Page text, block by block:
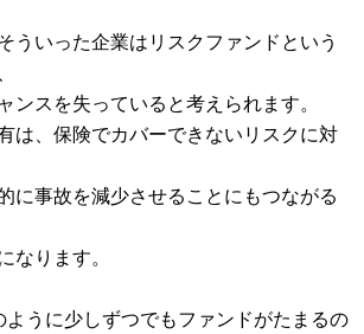
ういった企業はリスクファンドという
ンスを失っていると考えられます。
は、保険でカバーできないリスクに対
に事故を減少させることにもつながる
なります。
ように少しずつでもファンドがたまるの